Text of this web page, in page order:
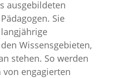
ausgebildeten
Sie
Wissensgebieten,
stehen. So werden
von engagierten